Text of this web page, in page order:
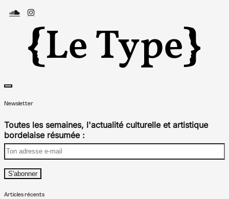
Skip
to
toggle
sidebar
Newsletter
Toutes les semaines, l'actualité culturelle et artistique
bordelaise résumée :
Articles récents